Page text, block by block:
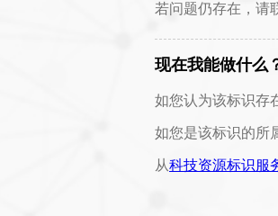
若问题仍存在，请
现在我能做什么
如您认为该标识存
如您是该标识的所
从科技资源标识服